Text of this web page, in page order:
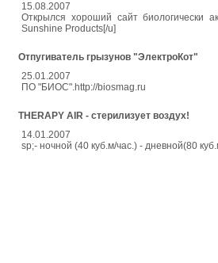
15.08.2007
Открылся хороший сайт биологически
Sunshine Products[/u]
Отпугиватель грызунов "ЭлектроКот"
25.01.2007
ПО "БИОС".http://biosmag.ru
THERAPY AIR - стерилизует воздух!
14.01.2007
sp;- ночной (40 куб.м/час.) - дневной(80